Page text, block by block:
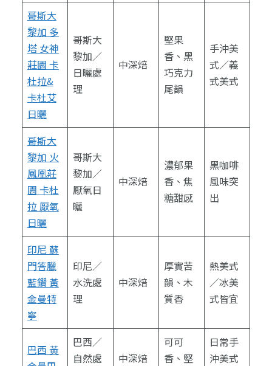
哥斯大
黎加 多
塔 女神
莊園 卡
杜拉&
卡杜艾
日曬
哥斯大
黎加／
日曬處
理
中深焙
堅果
香、黑
巧克力
尾韻
手沖美
式／義
式美式
哥斯大
黎加 火
鳳凰莊
園 卡杜
拉 厭氧
日曬
哥斯大
黎加／
厭氧日
曬
中深焙
濃郁果
香、焦
糖甜感
黑咖啡
風味突
出
印尼 蘇
門答臘
藍鑽 黃
金曼特
寧
印尼／
水洗處
理
中深焙
厚實苦
韻、木
質香
熱美式
／冰美
式皆宜
巴西 黃
巴西／
自然處
中深焙
可可
香、堅
日常手
沖美式